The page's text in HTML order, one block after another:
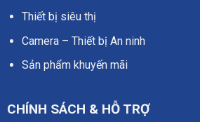
Thiết bị siêu thị
Camera – Thiết bị An ninh
Sản phẩm khuyến mãi
CHÍNH SÁCH & HỖ TRỢ